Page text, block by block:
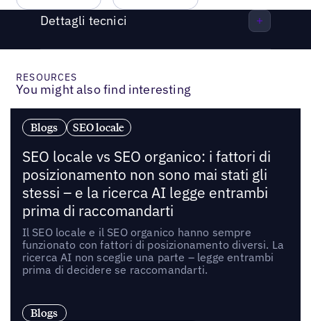
Dettagli tecnici
RESOURCES
You might also find interesting
Blogs SEO locale
SEO locale vs SEO organico: i fattori di
posizionamento non sono mai stati gli
stessi – e la ricerca AI legge entrambi
prima di raccomandarti
Il SEO locale e il SEO organico hanno sempre
funzionato con fattori di posizionamento diversi. La
ricerca AI non sceglie una parte – legge entrambi
prima di decidere se raccomandarti.
Blogs